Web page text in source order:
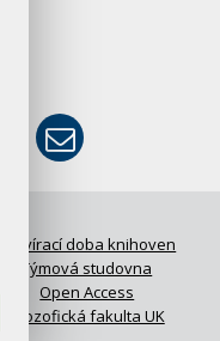
Otevírací doba knihoven
Týmová studovna
Open Access
Filozofická fakulta UK